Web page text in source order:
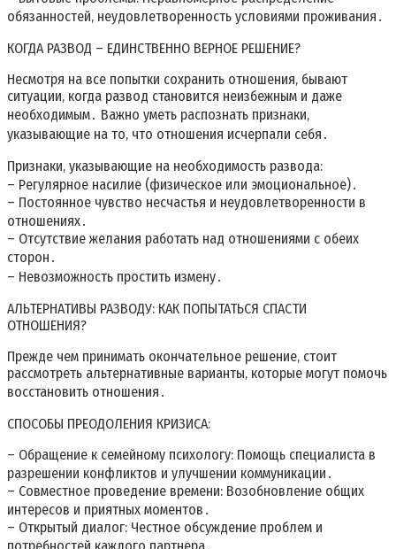
обязанностей‚ неудовлетворенность условиями проживания․
КОГДА РАЗВОД – ЕДИНСТВЕННО ВЕРНОЕ РЕШЕНИЕ?
Несмотря на все попытки сохранить отношения‚ бывают
ситуации‚ когда развод становится неизбежным и даже
необходимым․ Важно уметь распознать признаки‚
указывающие на то‚ что отношения исчерпали себя․
Признаки‚ указывающие на необходимость развода:
– Регулярное насилие (физическое или эмоциональное)․
– Постоянное чувство несчастья и неудовлетворенности в
отношениях․
– Отсутствие желания работать над отношениями с обеих
сторон․
– Невозможность простить измену․
АЛЬТЕРНАТИВЫ РАЗВОДУ: КАК ПОПЫТАТЬСЯ СПАСТИ
ОТНОШЕНИЯ?
Прежде чем принимать окончательное решение‚ стоит
рассмотреть альтернативные варианты‚ которые могут помочь
восстановить отношения․
СПОСОБЫ ПРЕОДОЛЕНИЯ КРИЗИСА:
– Обращение к семейному психологу: Помощь специалиста в
разрешении конфликтов и улучшении коммуникации․
– Совместное проведение времени: Возобновление общих
интересов и приятных моментов․
– Открытый диалог: Честное обсуждение проблем и